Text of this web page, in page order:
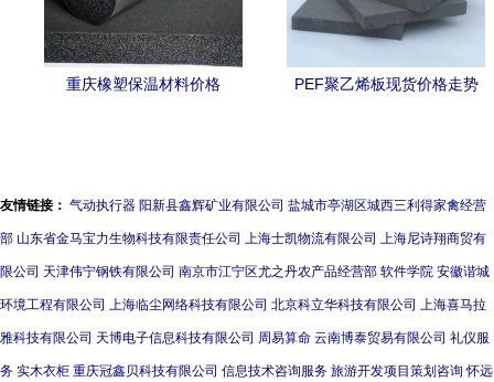
重庆橡塑保温材料价格
PEF聚乙烯板现货价格走势
友情链接： 气动执行器 阳新县鑫辉矿业有限公司 盐城市亭湖区城西三利得家禽经营
部 山东省金马宝力生物科技有限责任公司 上海士凯物流有限公司 上海尼诗翔商贸有
限公司 天津伟宁钢铁有限公司 南京市江宁区尤之丹农产品经营部 软件学院 安徽谐城
环境工程有限公司 上海临尘网络科技有限公司 北京科立华科技有限公司 上海喜马拉
雅科技有限公司 天博电子信息科技有限公司 周易算命 云南博泰贸易有限公司 礼仪服
务 实木衣柜 重庆冠鑫贝科技有限公司 信息技术咨询服务 旅游开发项目策划咨询 怀远